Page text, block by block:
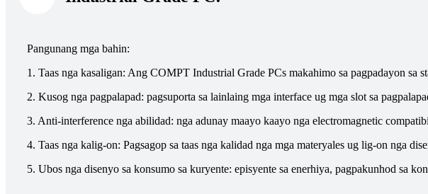
Pangunang mga bahin:
1. Taas nga kasaligan: Ang COMPT Industrial Grade PCs makahimo sa pagpadayon sa
2. Kusog nga pagpalapad: pagsuporta sa lainlaing mga interface ug mga slot sa
3. Anti-interference nga abilidad: nga adunay maayo kaayo nga electromagnetic
4. Taas nga kalig-on: Pagsagop sa taas nga kalidad nga mga materyales ug lig-on nga
5. Ubos nga disenyo sa konsumo sa kuryente: episyente sa enerhiya, pagpakunhod sa